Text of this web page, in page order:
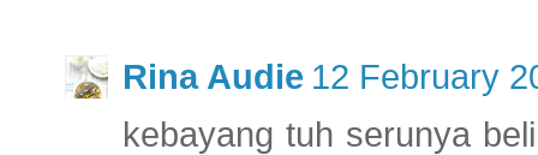
Rina Audie 12 February
kebayang tuh serunya